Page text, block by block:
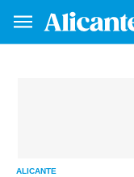
ALICANTE